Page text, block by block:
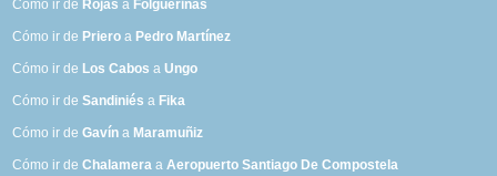
Cómo ir de Rojas a Folguerinas
Cómo ir de Priero a Pedro Martínez
Cómo ir de Los Cabos aUngo
Cómo ir deSandiniés a Fika
Cómo ir deGavín a Maramuñiz
Cómo ir deChalamera aAeropuerto Santiago De Compostela